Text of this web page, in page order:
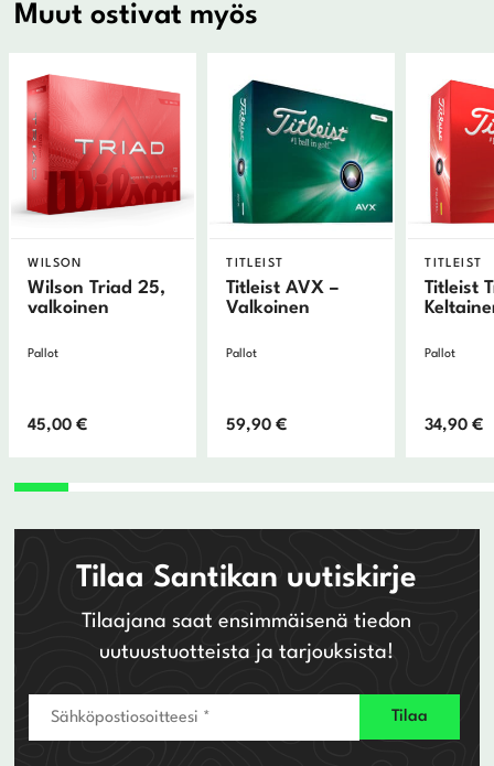
Muut ostivat myös
WILSON
Wilson Triad 25,
valkoinen
Pallot
45,00€
TITLEIST
Titleist AVX –
Valkoinen
Pallot
59,90€
TITLEIST
Titleist
Pallot
34,90€
Tilaa Santikan uutiskirje
Tilaajana saat ensimmäisenä tiedon
uutuustuotteista ja tarjouksista!